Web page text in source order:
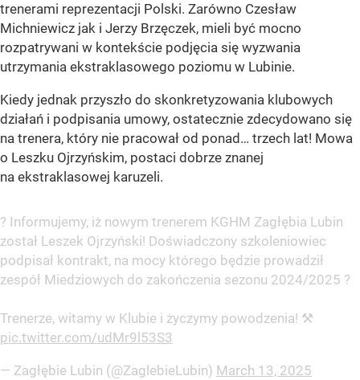
trenerami reprezentacji Polski. Zarówno Czesław
Michniewicz jak i Jerzy Brzęczek, mieli być mocno
rozpatrywani w kontekście podjęcia się wyzwania
utrzymania ekstraklasowego poziomu w Lubinie.
Kiedy jednak przyszło do skonkretyzowania klubowych
działań i podpisania umowy, ostatecznie zdecydowano się
na trenera, który nie pracował od ponad… trzech lat! Mowa
o Leszku Ojrzyńskim, postaci dobrze znanej
na ekstraklasowej karuzeli.
? Informujemy, iż nowym trenerem KGHM Zagłębia Lubin
został Leszek Ojrzyński! Doświadczony szkoleniowiec
podpisał kontrakt, na mocy którego będzie prowadził
zespół Miedziowych do zakończenia sezonu 2024/2025 ?
Trenerze, witamy w Klubie i życzymy powodzenia! ⚒
pic.twitter.com/udMr9l53S3
— Zagłębie Lubin (@ZaglebieLubin) March 13, 2025